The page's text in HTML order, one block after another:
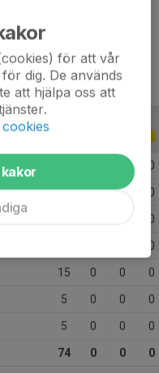
0
15 0 0 0
0
0
15 0 0 0
5 0 0 0
5 0 0 0
74 0 0 0
för att vår
dig. De används
att hjälpa oss att